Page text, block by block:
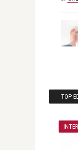
TOP